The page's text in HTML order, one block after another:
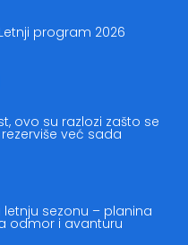
program 2026
ovo su razlozi zašto se
već sada
sezonu – planina
odmor i avanturu